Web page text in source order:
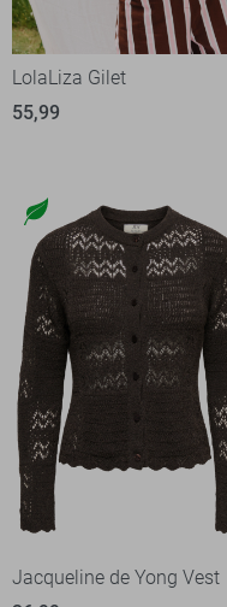
LolaLiza Gilet
55,99
Jacqueline de Yong Vest